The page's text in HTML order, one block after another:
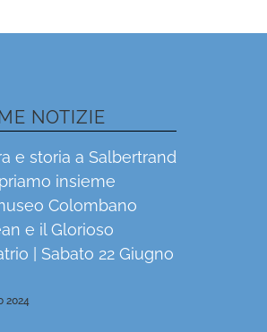
NOTIZIE
e storia a Salbertrand
insieme
Colombano
e il Glorioso
| Sabato 22 Giugno
2024